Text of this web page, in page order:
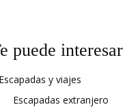
puede interesar
y viajes
Escapadas extranjero